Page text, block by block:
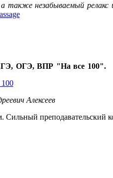
также незабываемый
ЕГЭ, ОГЭ, ВПР "На все 100".
Алексеев
преподавательский